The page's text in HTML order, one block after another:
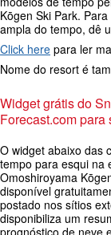
Kōgen Ski Park.
ampla do tempo, dê
Click here para ler
Nome do resort é
Widget grátis do
Forecast.com para
O widget abaixo das
tempo para esqui na
Omoshiroyama
disponível
postado nos sítios
disponibiliza um
prognóstico de neve